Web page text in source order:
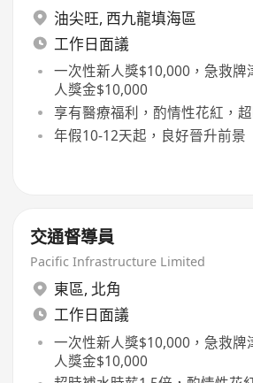
油尖旺, 西九龍填海區
工作日面議
一次性新人獎$10,000，急救牌
人獎金$10,000
享有醫療福利，酌情性花紅，
年假10-12天起，良好晉升前景
交通督導員
Pacific Infrastructure Limited
東區, 北角
工作日面議
一次性新人獎$10,000，急救牌
人獎金$10,000